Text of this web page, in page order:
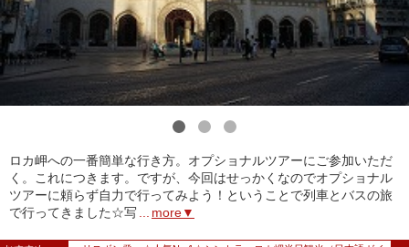
ロカ岬への一番簡単な行き方。オプショナルツアーにご参加いただ
く。これにつきます。ですが、今回はせっかくなのでオプショナル
ツアーに頼らず自力で行ってみよう！ということで列車とバスの旅
で行ってきました☆写
more▼